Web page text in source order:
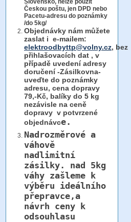
Slovensko, nelze použít
Českou poštu, jen DPD nebo
Pacetu-adresu do poznámky
/do 5kg/
Objednávky nám můžete
zaslat i e-mailem:
elektroodbyttp@volny.cz, bez
přihlašovacích dat , v
případě uvedení adresy
doručení -Zásilkovna-
uveďte do poznámky
adresu, cena dopravy
79,-Kč, balíky do 5 kg
nezávisle na ceně
dopravy v potvrzené
objednávce.
Nadrozměrové a
váhově
nadlimitní
zásilky. nad 5kg
váhy zašleme k
výběru ideálního
přepravce,a
návrh ceny k
odsouhlasu